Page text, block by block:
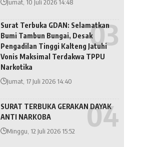
Jumat, 10 Juli 2026 14:48
Surat Terbuka GDAN: Selamatkan
Bumi Tambun Bungai, Desak
Pengadilan Tinggi Kalteng Jatuhi
Vonis Maksimal Terdakwa TPPU
Narkotika
Jumat, 17 Juli 2026 14:40
SURAT TERBUKA GERAKAN DAYAK
ANTI NARKOBA
Minggu, 12 Juli 2026 15:52